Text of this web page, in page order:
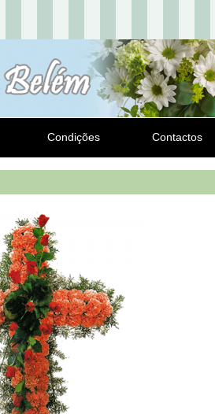
Condições Contactos